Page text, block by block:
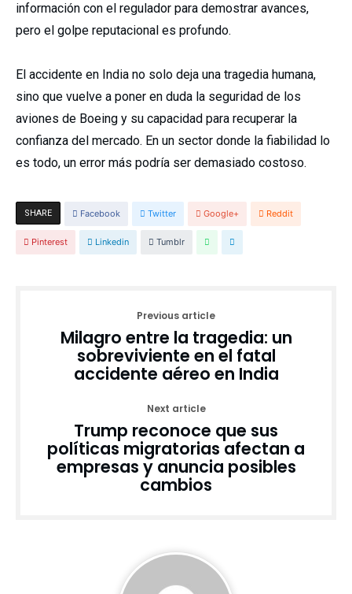
información con el regulador para demostrar avances,
pero el golpe reputacional es profundo.
El accidente en India no solo deja una tragedia humana,
sino que vuelve a poner en duda la seguridad de los
aviones de Boeing y su capacidad para recuperar la
confianza del mercado. En un sector donde la fiabilidad lo
es todo, un error más podría ser demasiado costoso.
SHARE Facebook Twitter Google+ Reddit
Pinterest Linkedin Tumblr
Previous article
Milagro entre la tragedia: un
sobreviviente en el fatal
accidente aéreo en India
Next article
Trump reconoce que sus
políticas migratorias afectan a
empresas y anuncia posibles
cambios